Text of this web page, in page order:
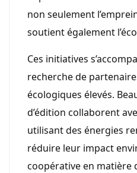
non seulement
soutient également
Ces initiatives
recherche de
écologiques élevés.
d’édition collaborent
utilisant des énergies
réduire leur impact
coopérative en matière